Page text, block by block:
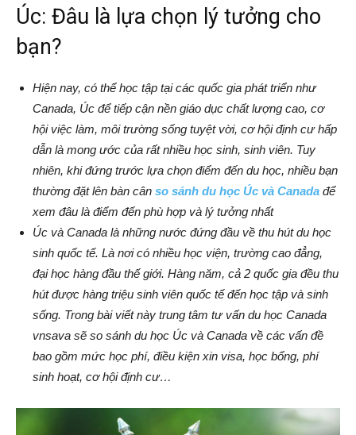
Úc: Đâu là lựa chọn lý tưởng cho
bạn?
Hiện nay, có thể học tập tại các quốc gia phát triển như
Canada, Úc để tiếp cận nền giáo dục chất lượng cao, cơ
hội việc làm, môi trường sống tuyệt vời, cơ hội định cư hấp
dẫn là mong ước của rất nhiều học sinh, sinh viên. Tuy
nhiên, khi đứng trước lựa chọn điểm đến du học, nhiều bạn
thường đặt lên bàn cân so sánh du học Úc và Canada để
xem đâu là điểm đến phù hợp và lý tưởng nhất
Úc và Canada là những nước đứng đầu về thu hút du học
sinh quốc tế. Là nơi có nhiều học viện, trường cao đẳng,
đại học hàng đầu thế giới. Hàng năm, cả 2 quốc gia đều thu
hút được hàng triệu sinh viên quốc tế đến học tập và sinh
sống. Trong bài viết này trung tâm tư vấn du học Canada
vnsava sẽ so sánh du học Úc và Canada về các vấn đề
bao gồm mức học phí, điều kiện xin visa, học bổng, phí
sinh hoạt, cơ hội định cư…